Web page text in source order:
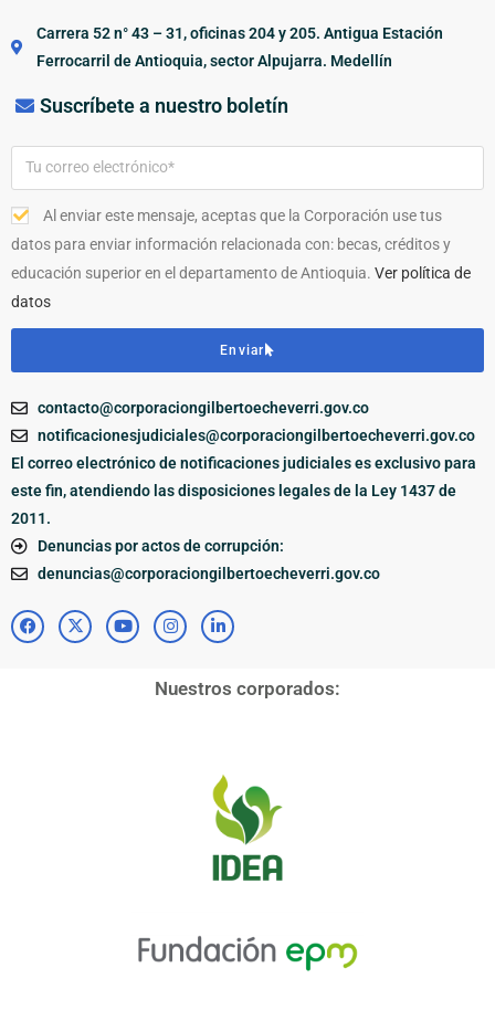
Carrera 52 n° 43 – 31, oficinas 204 y 205. Antigua Estación
Ferrocarril de Antioquia, sector Alpujarra. Medellín
Suscríbete a nuestro boletín
Al enviar este mensaje, aceptas que la Corporación use tus
datos para enviar información relacionada con: becas, créditos y
educación superior en el departamento de Antioquia. Ver política de
datos
Enviar
contacto@corporaciongilbertoecheverri.gov.co
notificacionesjudiciales@corporaciongilbertoecheverri.gov.co
El correo electrónico de notificaciones judiciales es exclusivo para
este fin, atendiendo las disposiciones legales de la Ley 1437 de
2011.
Denuncias por actos de corrupción:
denuncias@corporaciongilbertoecheverri.gov.co
Nuestros corporados: